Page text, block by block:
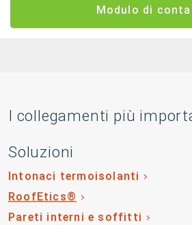
Modulo di
I collegamenti più
Soluzioni
Intonaci termoisolanti
RoofEtics®
Pareti interni e soffitti